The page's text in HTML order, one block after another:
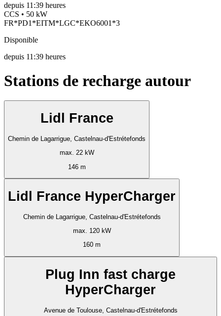
depuis 11:39 heures
CCS • 50 kW
FR*PD1*EITM*LGC*EKO6001*3
Disponible
depuis 11:39 heures
Stations de recharge autour
Lidl France
Chemin de Lagarrigue, Castelnau-d'Estrétefonds
max. 22 kW
146 m
Lidl France HyperCharger
Chemin de Lagarrigue, Castelnau-d'Estrétefonds
max. 120 kW
160 m
Plug Inn fast charge
HyperCharger
Avenue de Toulouse, Castelnau-d'Estrétefonds